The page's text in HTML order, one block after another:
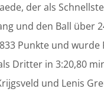
der als
und den Ball über
Punkte und wurde
Dritter in 3:20,80
und Lenis